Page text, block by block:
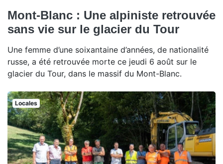
Mont-Blanc : Une alpiniste retrouvée
sans vie sur le glacier du Tour
Une femme d’une soixantaine d’années, de nationalité
russe, a été retrouvée morte ce jeudi 6 août sur le
glacier du Tour, dans le massif du Mont-Blanc.
Locales